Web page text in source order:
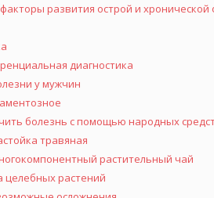
развития острой и хронической
диагностика
у мужчин
болезнь с помощью народных
травяная
растительный чай
целебных растений